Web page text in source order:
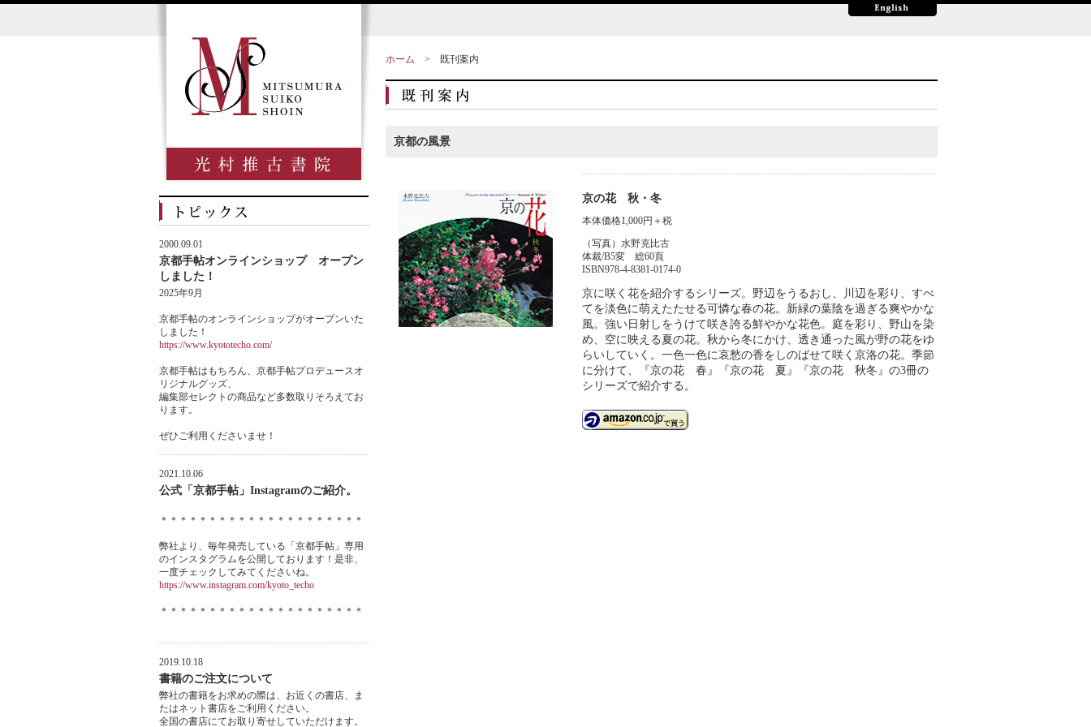
ホーム > 既刊案内
京都の風景
京の花 秋・冬
本体価格1,000円＋税
（写真）水野克比古
体裁/B5変 総60頁
ISBN978-4-8381-0174-0
京に咲く花を紹介するシリーズ。野辺をうるおし、川辺を彩り、すべ
てを淡色に萌えたたせる可憐な春の花。新緑の葉陰を過ぎる爽やかな
風。強い日射しをうけて咲き誇る鮮やかな花色。庭を彩り、野山を染
め、空に映える夏の花。秋から冬にかけ、透き通った風が野の花をゆ
らいしていく。一色一色に哀愁の香をしのばせて咲く京洛の花。季節
に分けて、『京の花 春』『京の花 夏』『京の花 秋冬』の3冊の
シリーズで紹介する。
2000.09.01
京都手帖オンラインショップ オープン
しました！
2025年9月
京都手帖のオンラインショップがオープンいた
しました！
https://www.kyototecho.com/
京都手帖はもちろん、京都手帖プロデュースオ
リジナルグッズ、
編集部セレクトの商品など多数取りそろえてお
ります。
ぜひご利用くださいませ！
2021.10.06
公式「京都手帖」Instagramのご紹介。
＊＊＊＊＊＊＊＊＊＊＊＊＊＊＊＊＊＊＊＊＊
弊社より、毎年発売している「京都手帖」専用
のインスタグラムを公開しております！是非、
一度チェックしてみてくださいね。
https://www.instagram.com/kyoto_techo
＊＊＊＊＊＊＊＊＊＊＊＊＊＊＊＊＊＊＊＊＊
2019.10.18
書籍のご注文について
弊社の書籍をお求めの際は、お近くの書店、ま
たはネット書店をご利用ください。
全国の書店にてお取り寄せしていただけます。